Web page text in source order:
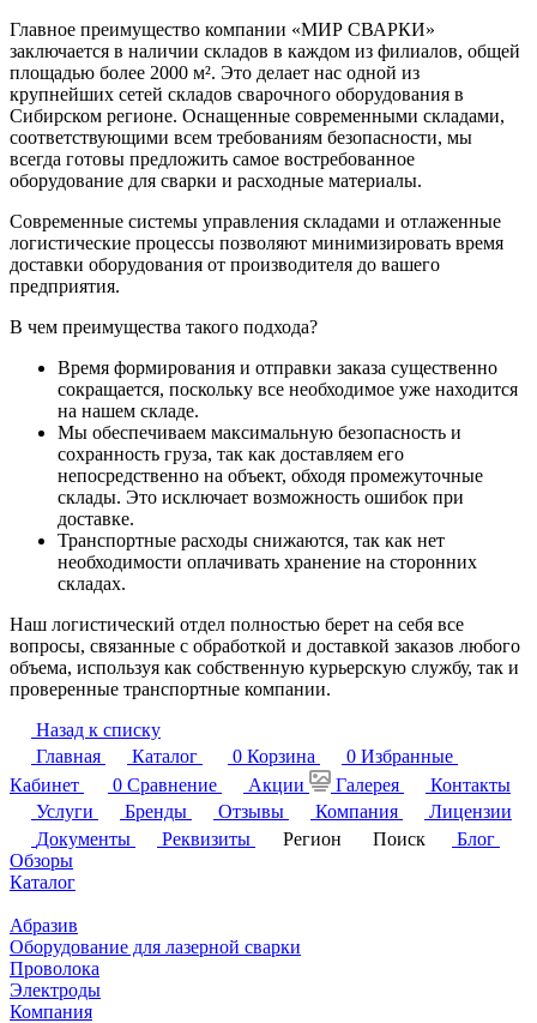
Главное преимущество компании «МИР СВАРКИ»
заключается в наличии складов в каждом из филиалов, общей
площадью более 2000 м². Это делает нас одной из
крупнейших сетей складов сварочного оборудования в
Сибирском регионе. Оснащенные современными складами,
соответствующими всем требованиям безопасности, мы
всегда готовы предложить самое востребованное
оборудование для сварки и расходные материалы.
Современные системы управления складами и отлаженные
логистические процессы позволяют минимизировать время
доставки оборудования от производителя до вашего
предприятия.
В чем преимущества такого подхода?
Время формирования и отправки заказа существенно
сокращается, поскольку все необходимое уже находится
на нашем складе.
Мы обеспечиваем максимальную безопасность и
сохранность груза, так как доставляем его
непосредственно на объект, обходя промежуточные
склады. Это исключает возможность ошибок при
доставке.
Транспортные расходы снижаются, так как нет
необходимости оплачивать хранение на сторонних
складах.
Наш логистический отдел полностью берет на себя все
вопросы, связанные с обработкой и доставкой заказов любого
объема, используя как собственную курьерскую службу, так и
проверенные транспортные компании.
Назад к списку
Главная
Каталог 0 Корзина 0 Избранные
Кабинет
0 Сравнение Акции Галерея
Контакты
Услуги
Бренды Отзывы Компания
Лицензии
Документы
Реквизиты Регион Поиск
Блог
Обзоры
Каталог
Абразив
Оборудование для лазерной сварки
Проволока
Электроды
Компания